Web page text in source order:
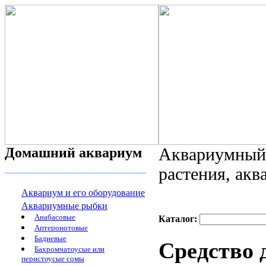
Домашний аквариум
Аквариум и его оборудование
Аквариумные рыбки
Анабасовые
Аптеронотовые
Бадиевые
Бахромчатоусые или
перистоусые сомы
растения,
Каталог:
Средство